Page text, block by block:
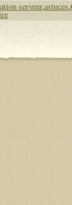
serveur,astuces,